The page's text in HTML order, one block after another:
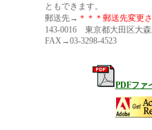
ともできます。
郵送先→ ＊＊＊郵送先変更
143-0016 東京都大田区大
FAX→03-3298-4523
PDFファ